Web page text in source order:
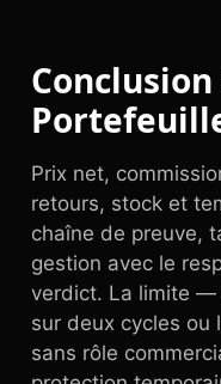
Prix net,
retours, stock et
chaîne de preuve,
gestion avec le
verdict. La limite —
sur deux cycles ou
sans rôle